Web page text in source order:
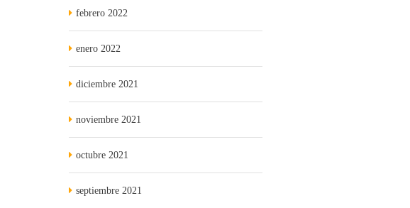
febrero 2022
enero 2022
diciembre 2021
noviembre 2021
octubre 2021
septiembre 2021